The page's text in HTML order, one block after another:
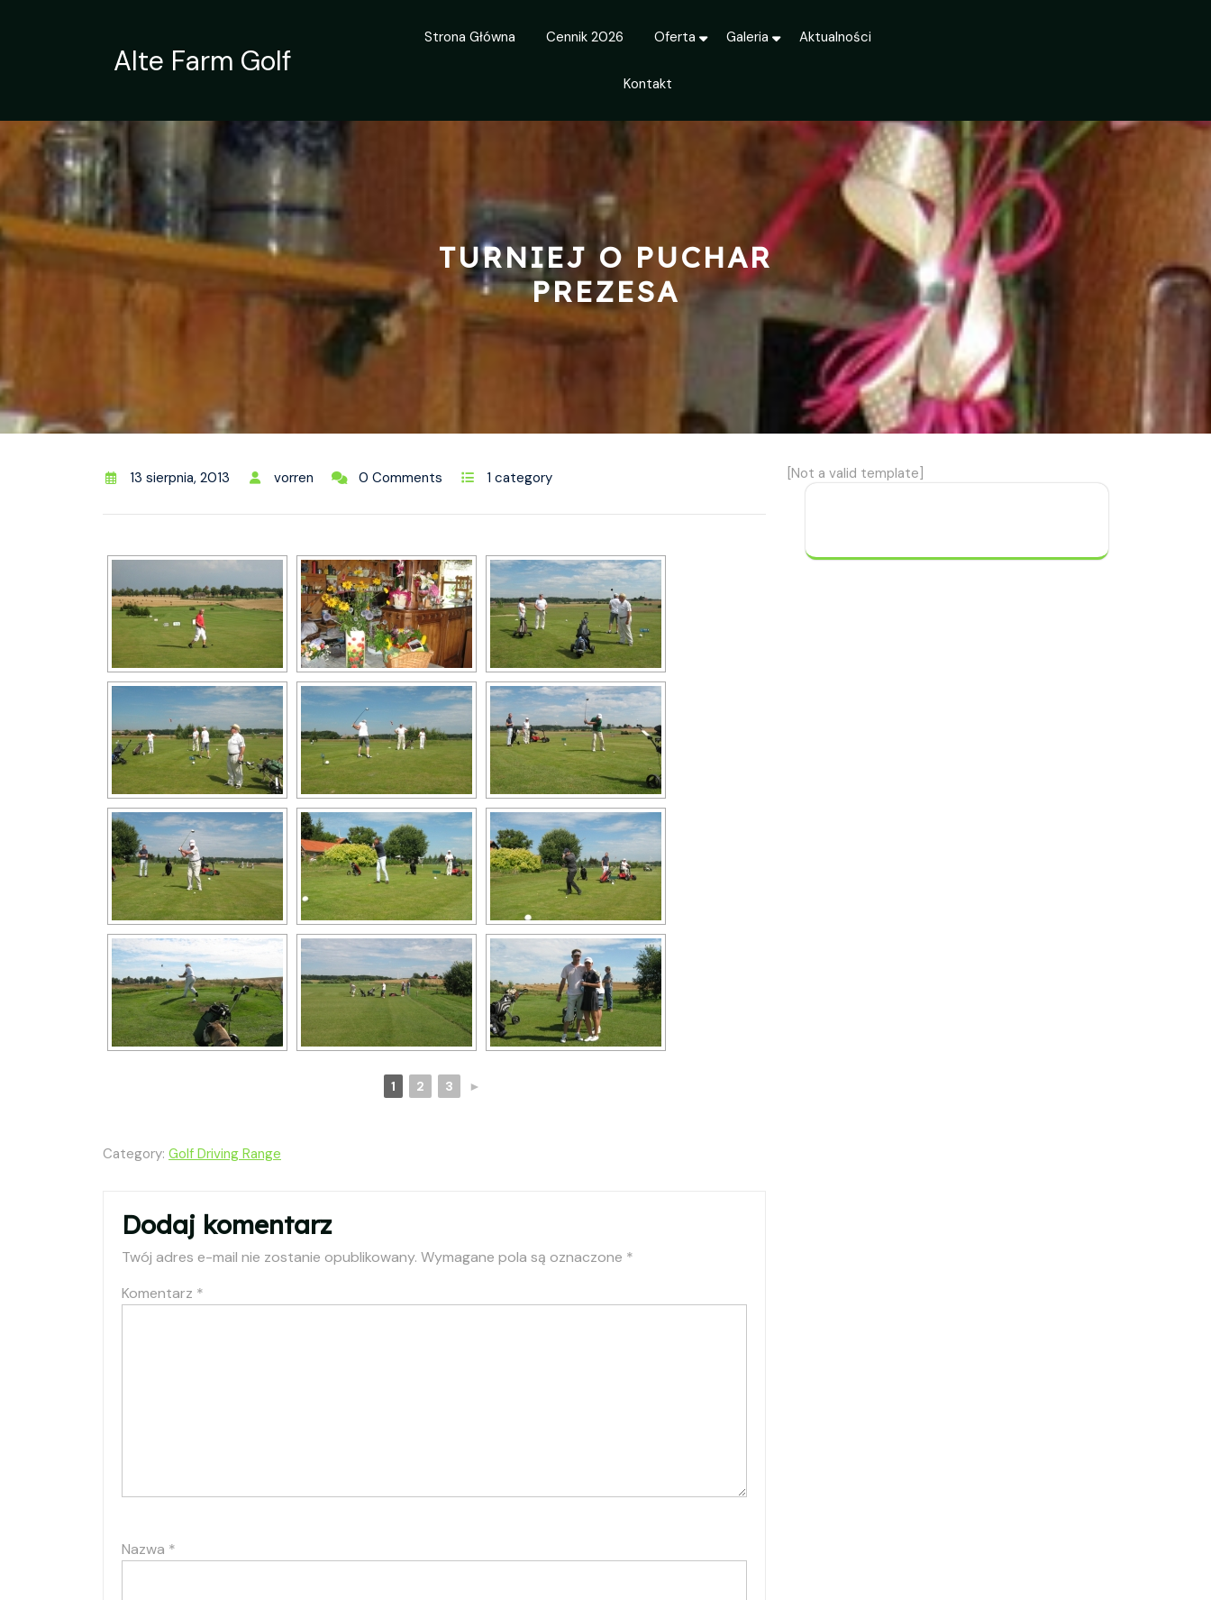
Alte Farm Golf
Strona Główna Cennik 2026 Oferta Galeria Aktualności
Kontakt
TURNIEJ O PUCHAR
PREZESA
13 sierpnia, 2013 vorren 0 Comments 1 category
1 2 3 ►
Category: Golf Driving Range
Dodaj komentarz
Twój adres e-mail nie zostanie opublikowany. Wymagane pola są oznaczone *
Komentarz *
Nazwa *
[Not a valid template]